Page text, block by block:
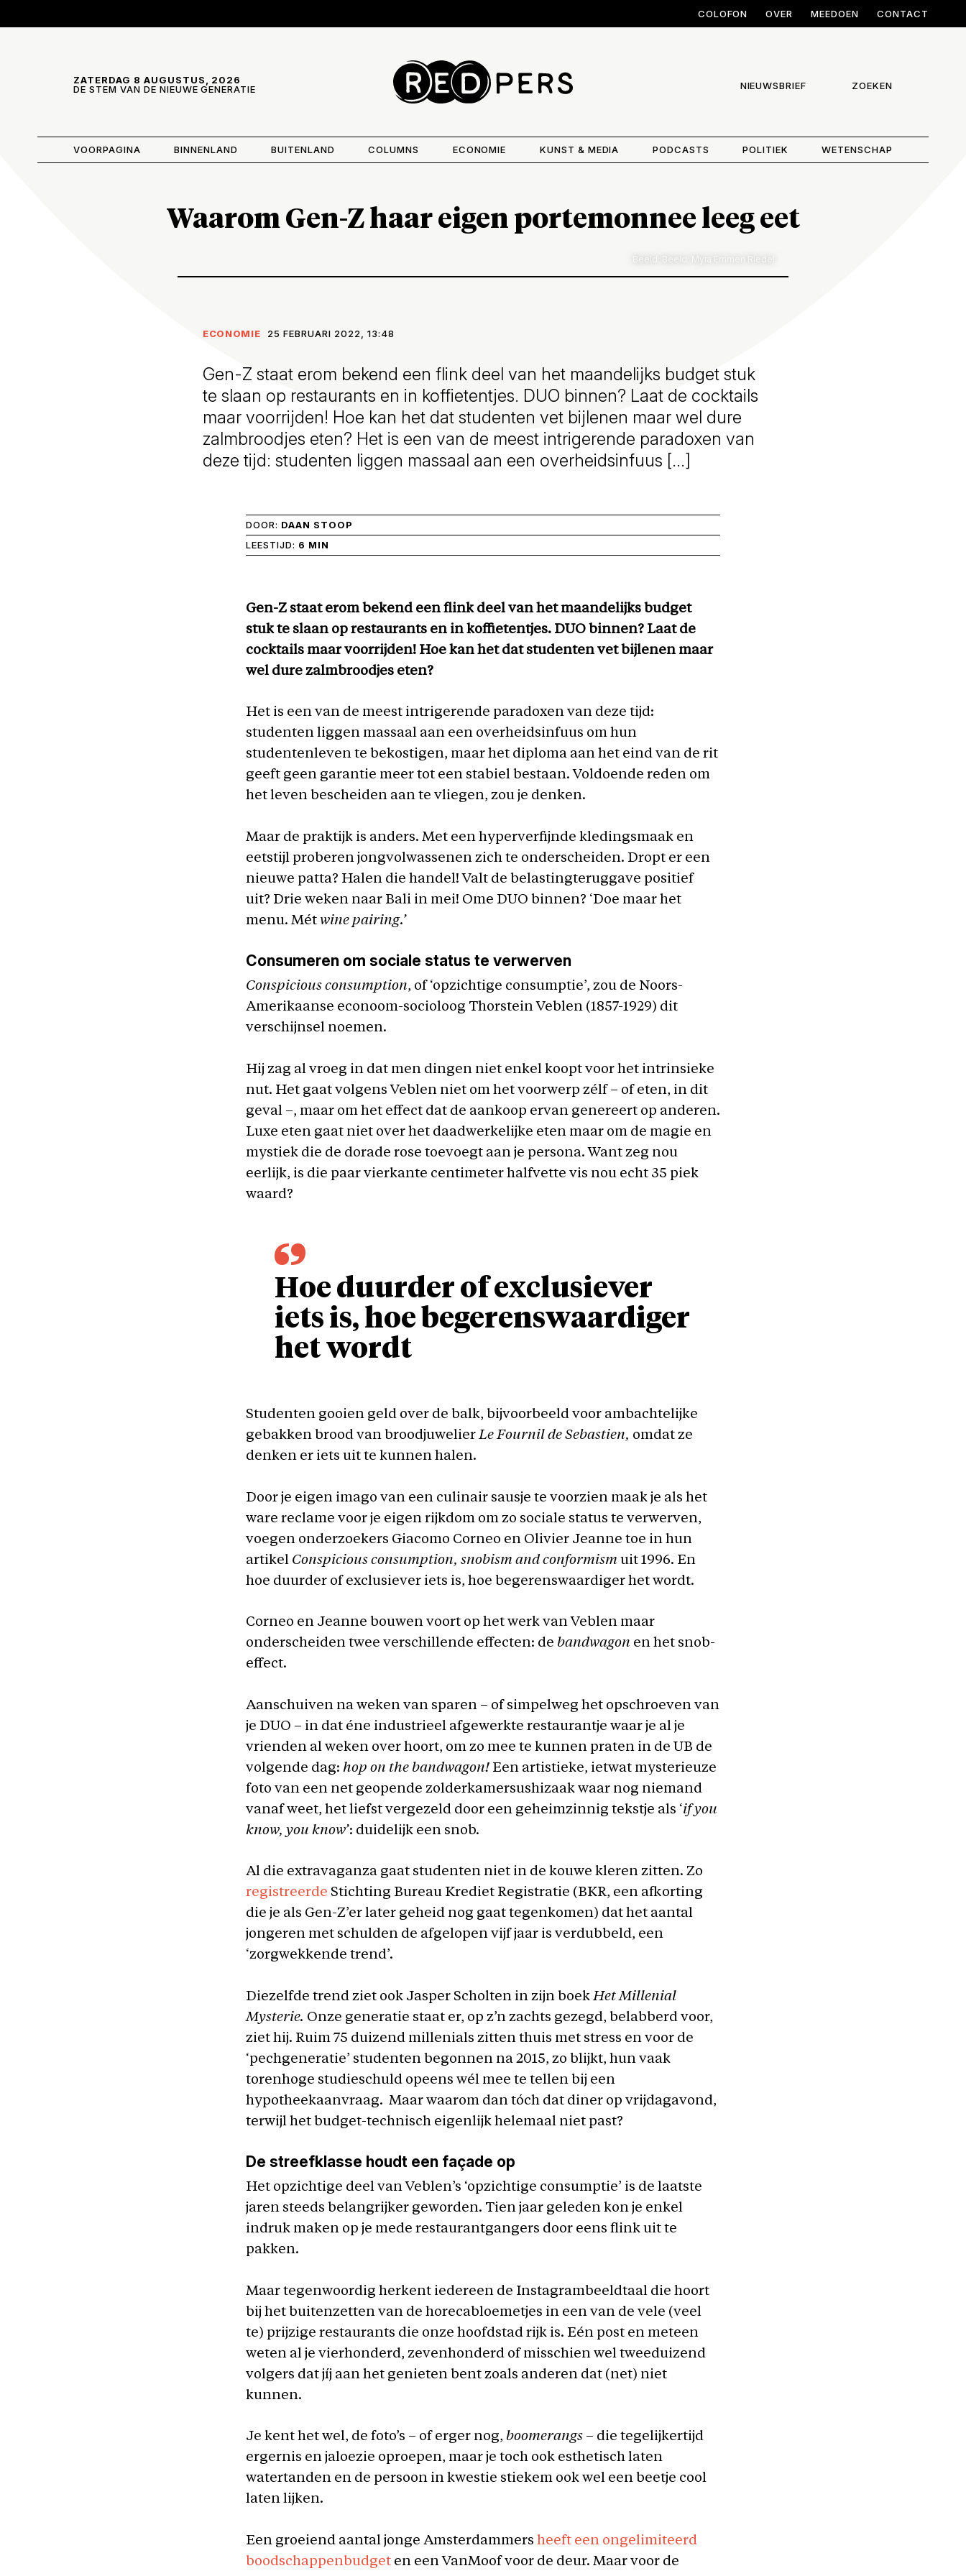
COLOFON OVER MEEDOEN CONTACT
ZATERDAG 8 AUGUSTUS, 2026
DE STEM VAN DE NIEUWE GENERATIE
NIEUWSBRIEF ZOEKEN
VOORPAGINA BINNENLAND BUITENLAND COLUMNS ECONOMIE KUNST & MEDIA PODCASTS POLITIEK WETENSCHAP
Waarom Gen-Z haar eigen portemonnee leeg eet
Beeld: Beeld: Myra Emmen Riedel
ECONOMIE 25 FEBRUARI 2022, 13:48
Gen-Z staat erom bekend een flink deel van het maandelijks budget stuk
te slaan op restaurants en in koffietentjes. DUO binnen? Laat de cocktails
maar voorrijden! Hoe kan het dat studenten vet bijlenen maar wel dure
zalmbroodjes eten? Het is een van de meest intrigerende paradoxen van
deze tijd: studenten liggen massaal aan een overheidsinfuus […]
DOOR: DAAN STOOP
LEESTIJD: 6 MIN
Gen-Z staat erom bekend een flink deel van het maandelijks budget
stuk te slaan op restaurants en in koffietentjes. DUO binnen? Laat de
cocktails maar voorrijden! Hoe kan het dat studenten vet bijlenen maar
wel dure zalmbroodjes eten?
Het is een van de meest intrigerende paradoxen van deze tijd:
studenten liggen massaal aan een overheidsinfuus om hun
studentenleven te bekostigen, maar het diploma aan het eind van de rit
geeft geen garantie meer tot een stabiel bestaan. Voldoende reden om
het leven bescheiden aan te vliegen, zou je denken.
Maar de praktijk is anders. Met een hyperverfijnde kledingsmaak en
eetstijl proberen jongvolwassenen zich te onderscheiden. Dropt er een
nieuwe patta? Halen die handel! Valt de belastingteruggave positief
uit? Drie weken naar Bali in mei! Ome DUO binnen? ‘Doe maar het
menu. Mét wine pairing.’
Consumeren om sociale status te verwerven
Conspicious consumption, of ‘opzichtige consumptie’, zou de Noors-
Amerikaanse econoom-socioloog Thorstein Veblen (1857-1929) dit
verschijnsel noemen.
Hij zag al vroeg in dat men dingen niet enkel koopt voor het intrinsieke
nut. Het gaat volgens Veblen niet om het voorwerp zélf – of eten, in dit
geval –, maar om het effect dat de aankoop ervan genereert op anderen.
Luxe eten gaat niet over het daadwerkelijke eten maar om de magie en
mystiek die de dorade rose toevoegt aan je persona. Want zeg nou
eerlijk, is die paar vierkante centimeter halfvette vis nou echt 35 piek
waard?
Hoe duurder of exclusiever
iets is, hoe begerenswaardiger
het wordt
Studenten gooien geld over de balk, bijvoorbeeld voor ambachtelijke
gebakken brood van broodjuwelierLe Fournil de Sebastien, omdat ze
denken er iets uit te kunnen halen.
Door je eigen imago van een culinair sausje te voorzien maak je als het
ware reclame voor je eigen rijkdom om zo sociale status te verwerven,
voegen onderzoekers Giacomo Corneo en Olivier Jeanne toe in hun
artikel Conspicious consumption, snobism and conformism uit 1996. En
hoe duurder of exclusiever iets is, hoe begerenswaardiger het wordt.
Corneo en Jeanne bouwen voort op het werk van Veblen maar
onderscheiden twee verschillende effecten: de bandwagon en het snob-
effect.
Aanschuiven na weken van sparen – of simpelweg het opschroeven van
je DUO – in dat éne industrieel afgewerkte restaurantje waar je al je
vrienden al weken over hoort, om zo mee te kunnen praten in de UB de
volgende dag: hop on the bandwagon! Een artistieke, ietwat mysterieuze
foto van een net geopende zolderkamersushizaak waar nog niemand
vanaf weet, het liefst vergezeld door een geheimzinnig tekstje als ‘if you
know, you know’: duidelijk een snob.
­Al die extravaganza gaat studenten niet in de kouwe kleren zitten. Zo
registreerde Stichting Bureau Krediet Registratie (BKR, een afkorting
die je als Gen-Z’er later geheid nog gaat tegenkomen) dat het aantal
jongeren met schulden de afgelopen vijf jaar is verdubbeld, een
‘zorgwekkende trend’.
Diezelfde trend ziet ook Jasper Scholten in zijn boekHet Millenial
Mysterie. Onze generatie staat er, op z’n zachts gezegd, belabberd voor,
ziet hij. Ruim 75 duizend millenials zitten thuis met stress en voor de
‘pechgeneratie’ studenten begonnen na 2015, zo blijkt, hun vaak
torenhoge studieschuld opeens wél mee te tellen bij een
hypotheekaanvraag. Maar waarom dan tóch dat diner op vrijdagavond,
terwijl het budget-technisch eigenlijk helemaal niet past?
De streefklasse houdt een façade op
Het opzichtige deel van Veblen’s ‘opzichtige consumptie’ is de laatste
jaren steeds belangrijker geworden. Tien jaar geleden kon je enkel
indruk maken op je mede restaurantgangers door eens flink uit te
pakken.
Maar tegenwoordig herkent iedereen de Instagrambeeldtaal die hoort
bij het buitenzetten van de horecabloemetjes in een van de vele (veel
te) prijzige restaurants die onze hoofdstad rijk is. Eén post en meteen
weten al je vierhonderd, zevenhonderd of misschien wel tweeduizend
volgers dat jíj aan het genieten bent zoals anderen dat (net) niet
kunnen.
Je kent het wel, de foto’s – of erger nog, boomerangs – die tegelijkertijd
ergernis en jaloezie oproepen, maar je toch ook esthetisch laten
watertanden en de persoon in kwestie stiekem ook wel een beetje cool
laten lijken.
Een groeiend aantal jonge Amsterdammers heeft een ongelimiteerd
boodschappenbudget en een VanMoof voor de deur. Maar voor de